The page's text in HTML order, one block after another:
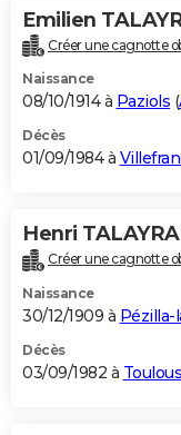
Emilien
Créer une cagnotte
Naissance
08/10/1914 à Paziols (
Décès
01/09/1984 à
Henri
Créer une cagnotte
Naissance
30/12/1909 à Pézilla-
Décès
03/09/1982 à